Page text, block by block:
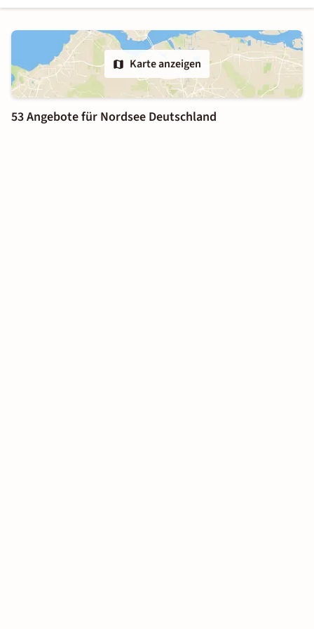
Karte anzeigen
53 Angebote für Nordsee Deutschland